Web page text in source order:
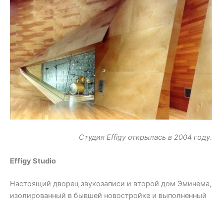
Студия Effigy открылась в 2004 году.
Effigy Studio
Настоящий дворец звукозаписи и второй дом Эминема,
изолированный в бывшей новостройке и выполненный